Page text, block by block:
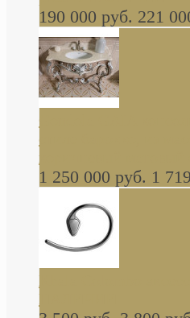
190 000 руб. 221
стиле барокко, из
коричневый матовый
1 250 000 руб. 1
Khala Colombo
НАЛИЧИИ